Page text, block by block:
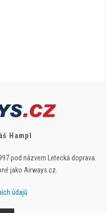
Hampl
pod názvem Letecká doprava.
jako Airways.cz.
údajů